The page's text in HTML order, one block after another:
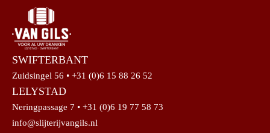
SWIFTERBANT
Zuidsingel 56 • +31 (0)6 15 88 26 52
LELYSTAD
Neringpassage 7 • +31 (0)6 19 77 58 73
info@slijterijvangils.nl